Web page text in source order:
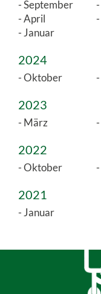
September
April
Januar
2024
Oktober
2023
März
2022
Oktober
2021
Januar